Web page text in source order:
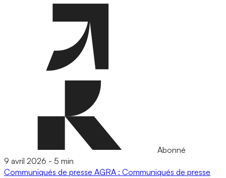
Abonné
9 avril 2026 - 5 min
Communiqués de presse AGRA : Communiqués de presse